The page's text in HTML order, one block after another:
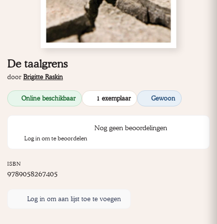
De taalgrens
door Brigitte Raskin
Online beschikbaar 1 exemplaar Gewoon
Nog geen beoordelingen
Log in om te beoordelen
ISBN
9789058267405
Log in om aan lijst toe te voegen